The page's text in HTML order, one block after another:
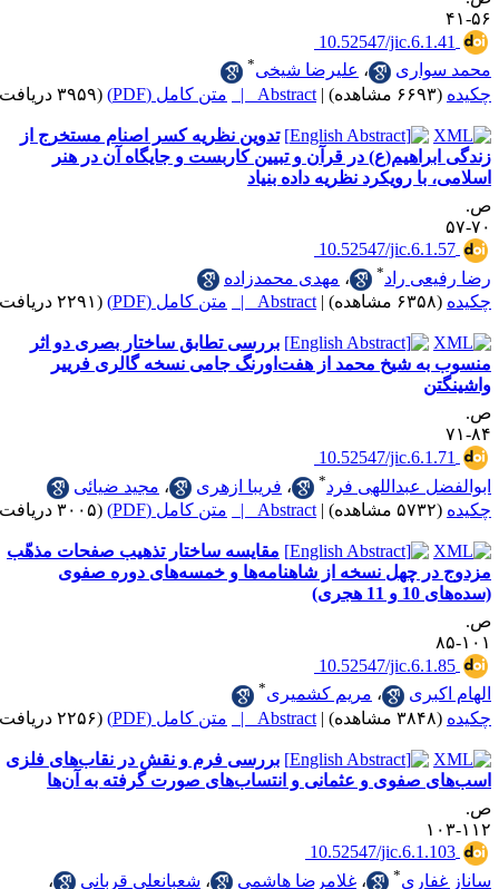
10.52547/
، علیرضا شیخی *
|
Abstract | متن کامل (PDF) (۳۹۵۹ دریافت)
تدوین نظریه کسر اصنام مستخرج از
در قرآن و تبیین کاربست و جایگاه آن در هنر
رویکرد نظریه داده بنیاد
10.52547/
راد * ، مهدی محمدزاده
|
Abstract | متن کامل (PDF) (۲۲۹۱ دریافت)
بررسی تطابق ساختار بصری دو اثر
شیخ محمد از هفت‌اورنگ جامی نسخه گالری فرییر
10.52547/
عبداللهی فرد * ،فریبا ازهری ،مجید ضیائی
|
Abstract | متن کامل (PDF) (۳۰۰۵ دریافت)
مقایسه ساختار تذهیب صفحات مذهّب
چهل نسخه از شاهنامه‌ها و خمسه‌های دوره صفوی
10.52547/
،مریم کشمیری *
|
Abstract | متن کامل (PDF) (۲۲۵۶ دریافت)
بررسی فرم و نقش در نقاب‌های فلزی
و عثمانی و انتساب‌های صورت گرفته به آن‌ها
10.52547/
* ،غلامرضا هاشمی ،شعبانعلی قربانی
،